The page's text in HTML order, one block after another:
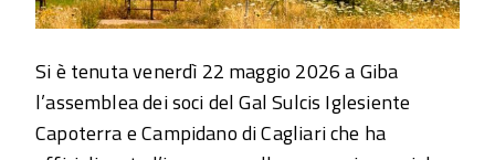
Si è tenuta venerdì 22 maggio 2026 a Giba
l’assemblea dei soci del Gal Sulcis Iglesiente
Capoterra e Campidano di Cagliari che ha